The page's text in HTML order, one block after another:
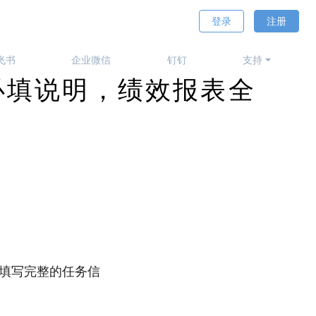
登录 注册
书 企业微信 钉钉 支持
说明，绩效报表全
写完整的任务信